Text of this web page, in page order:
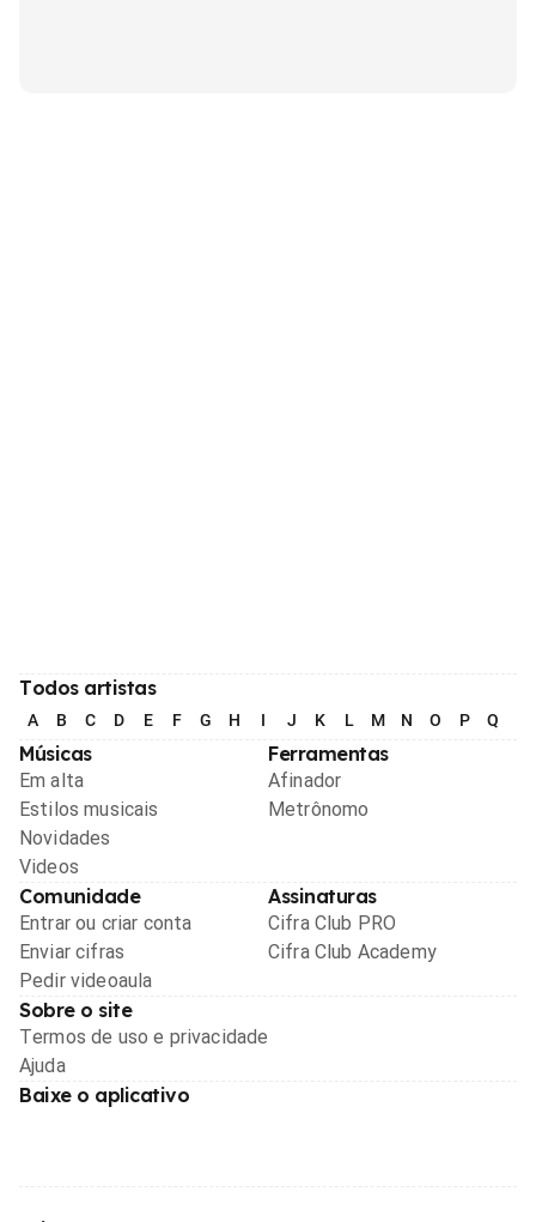
Todos artistas
A B C D E F G H I J K L M N O P Q
Músicas
Em alta
Estilos musicais
Novidades
Videos
Ferramentas
Afinador
Metrônomo
Comunidade
Entrar ou criar conta
Enviar cifras
Pedir videoaula
Assinaturas
Cifra Club PRO
Cifra Club Academy
Sobre o site
Termos de uso e privacidade
Ajuda
Baixe o aplicativo